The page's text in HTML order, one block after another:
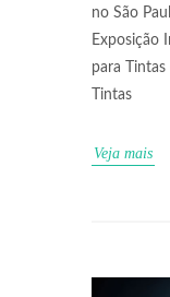
no São
Exposição
para
Tintas
Veja mais